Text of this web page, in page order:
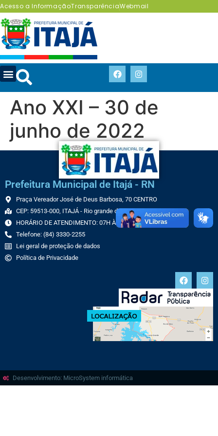
Acesso a InformaçãoTransparênciaWebmail
Ano XXI – 30 de
junho de 2022
Prefeitura Municipal de Itajá - RN
Praça Vereador José de Deus Barbosa, 70 CENTRO
CEP: 59513-000, ITAJÁ - Rio grande do Norte
HORÁRIO DE ATENDIMENTO: 07H ÀS 13H
Telefone: (84) 3330-2255
Lei geral de proteção de dados
Política de Privacidade
Desenvolvimento: MicroSystem informática